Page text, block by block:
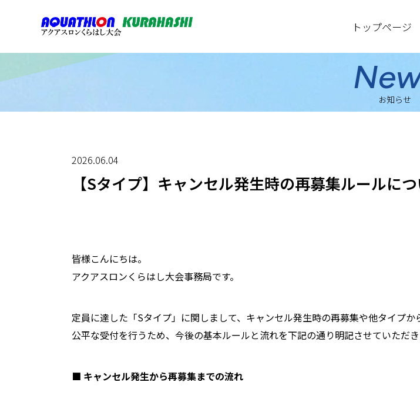
トップページ
お知らせ
2026.06.04
【Sタイプ】キャンセル発生時の再募集ルールに
皆様こんにちは。
アクアスロンくらはし大会事務局です。
定員に達した「Sタイプ」に関しまして、キャンセル発生時の再募集や他タイプ
公平な受付を行うため、今後の基本ルールと流れを下記の通り明記させていただき
■ キャンセル発生から再募集までの流れ